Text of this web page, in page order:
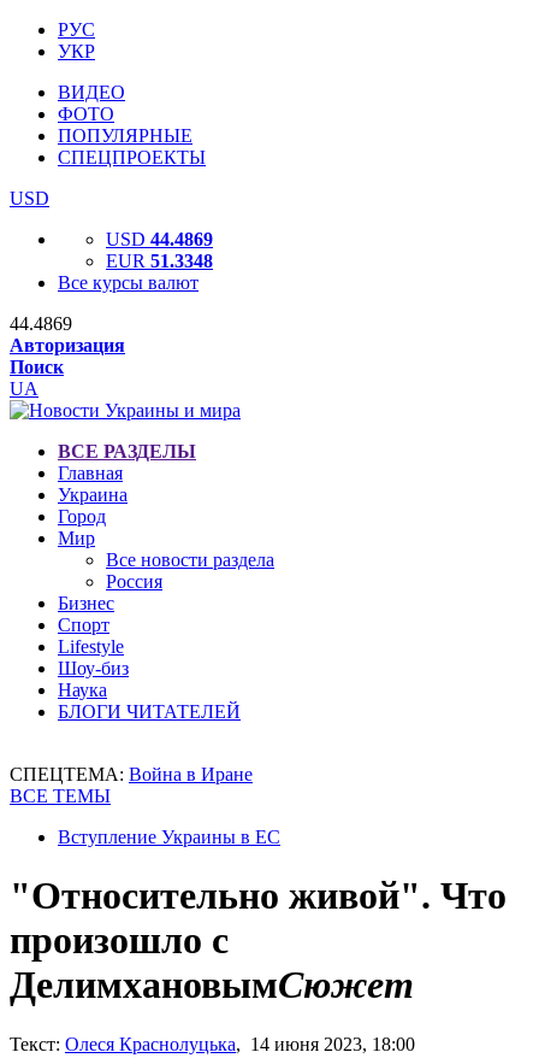
РУС
УКР
ВИДЕО
ФОТО
ПОПУЛЯРНЫЕ
СПЕЦПРОЕКТЫ
USD
USD 44.4869
EUR 51.3348
Все курсы валют
44.4869
Авторизация
Поиск
UA
ВСЕ РАЗДЕЛЫ
Главная
Украина
Город
Мир
Все новости раздела
Россия
Бизнес
Спорт
Lifestyle
Шоу-биз
Наука
БЛОГИ ЧИТАТЕЛЕЙ
СПЕЦТЕМА: Война в Иране
ВСЕ ТЕМЫ
Вступление Украины в ЕС
"Относительно живой". Что
произошло с
ДелимхановымСюжет
Текст: Олеся Краснолуцька, 14 июня 2023, 18:00